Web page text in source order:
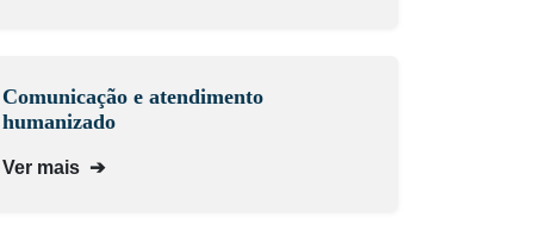
Comunicação e atendimento
humanizado
Ver mais ➔